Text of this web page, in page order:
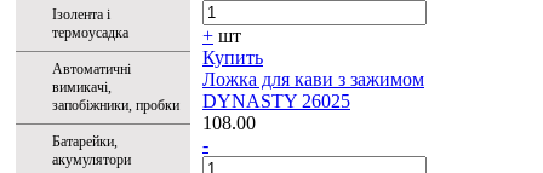
Ізолента і
термоусадка
Автоматичні
вимикачі,
запобіжники, пробки
Батарейки,
акумулятори
+ шт
Купить
Ложка для кави з зажимом
DYNASTY 26025
108.00
-